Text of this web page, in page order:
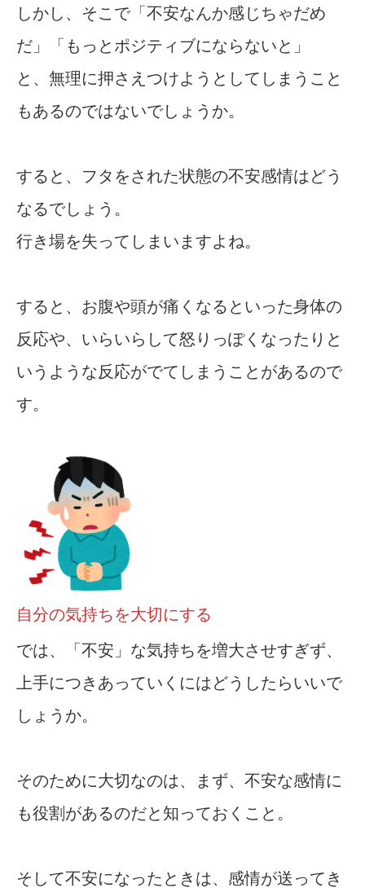
しかし、そこで「不安なんか感じちゃだめ
だ」「もっとポジティブにならないと」
と、無理に押さえつけようとしてしまうこと
もあるのではないでしょうか。
すると、フタをされた状態の不安感情はどう
なるでしょう。
行き場を失ってしまいますよね。
すると、お腹や頭が痛くなるといった身体の
反応や、いらいらして怒りっぽくなったりと
いうような反応がでてしまうことがあるので
す。
自分の気持ちを大切にする
では、「不安」な気持ちを増大させすぎず、
上手につきあっていくにはどうしたらいいで
しょうか。
そのために大切なのは、まず、不安な感情に
も役割があるのだと知っておくこと。
そして不安になったときは、感情が送ってき